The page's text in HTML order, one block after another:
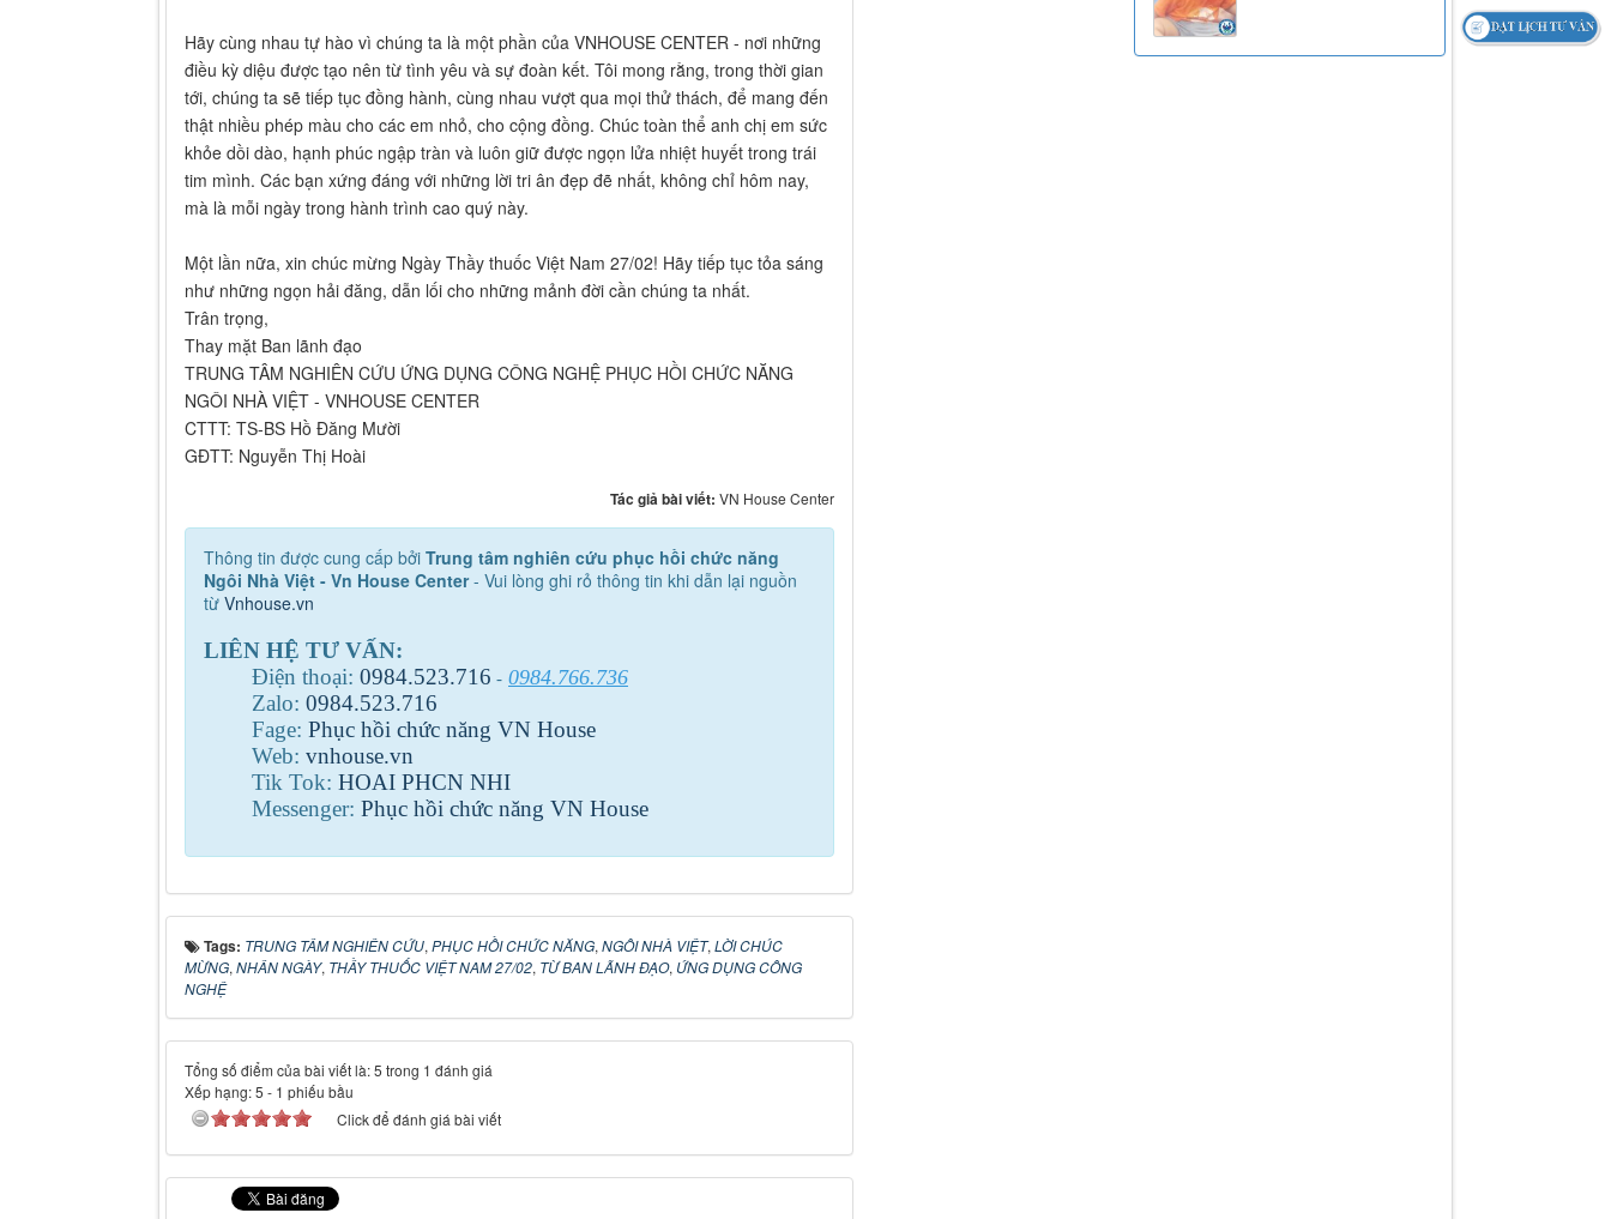
Hãy cùng nhau tự hào vì chúng ta là một phần của VNHOUSE CENTER - nơi những
điều kỳ diệu được tạo nên từ tình yêu và sự đoàn kết. Tôi mong rằng, trong thời gian
tới, chúng ta sẽ tiếp tục đồng hành, cùng nhau vượt qua mọi thử thách, để mang đến
thật nhiều phép màu cho các em nhỏ, cho cộng đồng. Chúc toàn thể anh chị em sức
khỏe dồi dào, hạnh phúc ngập tràn và luôn giữ được ngọn lửa nhiệt huyết trong trái
tim mình. Các bạn xứng đáng với những lời tri ân đẹp đẽ nhất, không chỉ hôm nay,
mà là mỗi ngày trong hành trình cao quý này.
Một lần nữa, xin chúc mừng Ngày Thầy thuốc Việt Nam 27/02! Hãy tiếp tục tỏa sáng
như những ngọn hải đăng, dẫn lối cho những mảnh đời cần chúng ta nhất.
Trân trọng,
Thay mặt Ban lãnh đạo
TRUNG TÂM NGHIÊN CỨU ỨNG DỤNG CÔNG NGHỆ PHỤC HỒI CHỨC NĂNG
NGÔI NHÀ VIỆT - VNHOUSE CENTER
CTTT: TS-BS Hồ Đăng Mười
GĐTT: Nguyễn Thị Hoài
Tác giả bài viết: VN House Center
Thông tin được cung cấp bởi Trung tâm nghiên cứu phục hồi chức năng
Ngôi Nhà Việt - Vn House Center- Vui lòng ghi rỏ thông tin khi dẫn lại nguồn
từ Vnhouse.vn
LIÊN HỆ TƯ VẤN:
Điện thoại: 0984.523.716 - 0984.766.736
Zalo: 0984.523.716
Fage: Phục hồi chức năng VN House
Web: vnhouse.vn
Tik Tok: HOAI PHCN NHI
Messenger: Phục hồi chức năng VN House
Tags: TRUNG TÂM NGHIÊN CỨU, PHỤC HỒI CHỨC NĂNG, NGÔI NHÀ VIỆT, LỜI CHÚC
MỪNG, NHÂN NGÀY, THẦY THUỐC VIỆT NAM 27/02, TỪ BAN LÃNH ĐẠO, ỨNG DỤNG CÔNG
NGHỆ
Tổng số điểm của bài viết là: 5 trong 1 đánh giá
Xếp hạng:5 - 1 phiếu bầu
Click để đánh giá bài viết